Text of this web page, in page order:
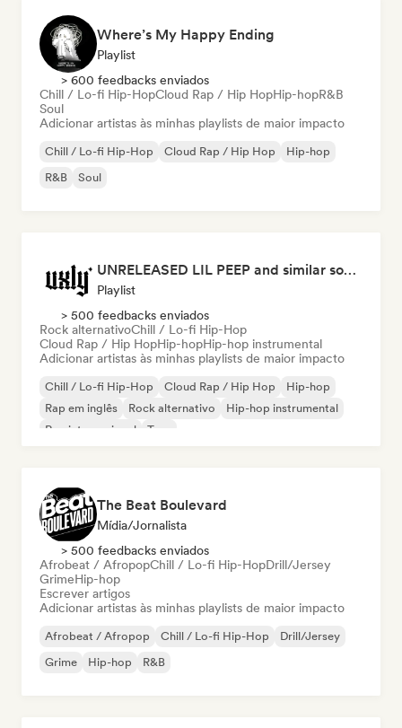
Where’s My Happy Ending
Playlist
> 600 feedbacks enviados
Chill / Lo-fi Hip-HopCloud Rap / Hip HopHip-hopR&B
Soul
Adicionar artistas às minhas playlists de maior impacto
Chill / Lo-fi Hip-Hop Cloud Rap / Hip Hop
Hip-hop
R&B
Soul
UNRELEASED LIL PEEP and similar songs (by uxly music)
Playlist
> 500 feedbacks enviados
Rock alternativoChill / Lo-fi Hip-Hop
Cloud Rap / Hip HopHip-hopHip-hop instrumental
Adicionar artistas às minhas playlists de maior impacto
Chill / Lo-fi Hip-Hop Cloud Rap / Hip Hop
Hip-hop
Rap em inglês
Rock alternativo
Hip-hop instrumental
Rap internacional
Trap
The Beat Boulevard
Mídia/Jornalista
> 500 feedbacks enviados
Afrobeat / AfropopChill / Lo-fi Hip-HopDrill/Jersey
GrimeHip-hop
Escrever artigos
Adicionar artistas às minhas playlists de maior impacto
Afrobeat / Afropop Chill / Lo-fi Hip-Hop
Drill/Jersey
Grime
Hip-hop R&B